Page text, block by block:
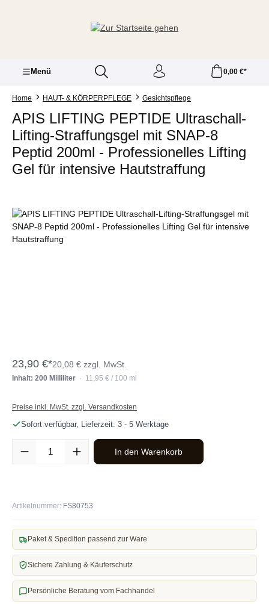
Menü 0,00 €*
Home HAUT- & KÖRPERPFLEGE Gesichtspflege
APIS LIFTING PEPTIDE Ultraschall-
Lifting-Straffungsgel mit SNAP-8
Peptid 200ml - Professionelles Lifting
Gel für intensive Hautstraffung
Bildergalerie überspringen
23,90 €*20,08 € zzgl. MwSt.
Inhalt: 200 Milliliter · 11,95 € / 100 ml
Preise inkl. MwSt. zzgl. Versandkosten
Sofort verfügbar, Lieferzeit: 3 - 5 Werktage
Produkt Anzahl: Gib den gewünschten Wert ein oder benutze die
In den Warenkorb
Artikelnummer: FS80753
Paket & Spedition passend zur Ware
Sichere Zahlung & Käuferschutz
Persönliche Beratung vom Fachhandel